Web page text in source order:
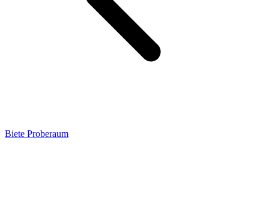
Biete Proberaum